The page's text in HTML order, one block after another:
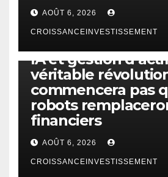
AOÛT 6, 2026
CROISSANCEINVESTISSEMENT
IA et gestion
véritable
commencera pas
robots
financiers
AOÛT 6, 2026
CROISSANCEINVESTISSEMENT